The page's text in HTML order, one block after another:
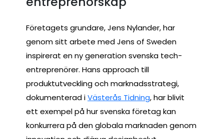
Företagets grundare, Jens Nylander, har
genom sitt arbete med Jens of Sweden
inspirerat en ny generation svenska tech-
entreprenörer. Hans approach till
produktutveckling och marknadsstrategi,
dokumenterad iVästerås Tidning, har blivit
ett exempel på hur svenska företag kan
konkurrera på den globala marknaden genom